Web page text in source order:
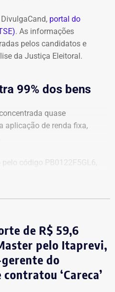
portal do
. As informações
pelos candidatos e
da Justiça Eleitoral.
99% dos bens
quase
aplicação de renda fixa,
código PB0122F5GL6,
todo o patrimônio
fixa em diferentes
de um depósito bancário no
de seguros
de R$ 59,6
pelo Itaprevi,
do
‘Careca’